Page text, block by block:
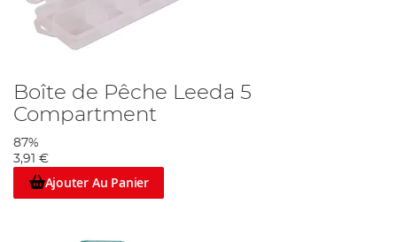
Boîte de Pêche Leeda 5
Compartment
87%
3,91 €
Ajouter Au Panier